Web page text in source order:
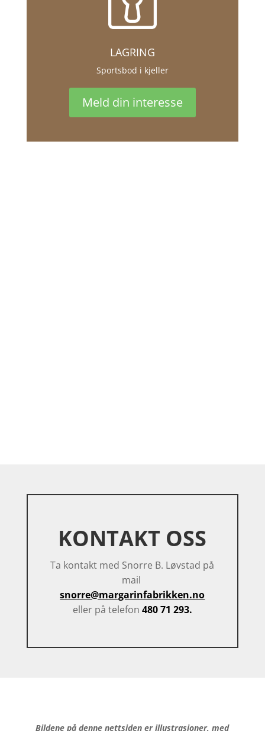
LAGRING
Sportsbod i kjeller
Meld din interesse
KONTAKT OSS
Ta kontakt med Snorre B. Løvstad på
mail
snorre@margarinfabrikken.no
eller på telefon 480 71 293.
Bildene på denne nettsiden er illustrasjoner, med